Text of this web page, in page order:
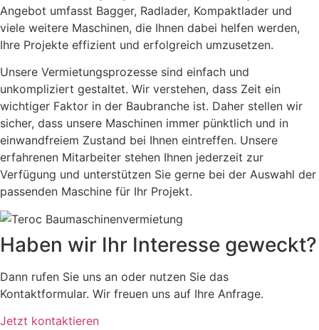
Angebot umfasst Bagger, Radlader, Kompaktlader und
viele weitere Maschinen, die Ihnen dabei helfen werden,
Ihre Projekte effizient und erfolgreich umzusetzen.
Unsere Vermietungsprozesse sind einfach und
unkompliziert gestaltet. Wir verstehen, dass Zeit ein
wichtiger Faktor in der Baubranche ist. Daher stellen wir
sicher, dass unsere Maschinen immer pünktlich und in
einwandfreiem Zustand bei Ihnen eintreffen. Unsere
erfahrenen Mitarbeiter stehen Ihnen jederzeit zur
Verfügung und unterstützen Sie gerne bei der Auswahl der
passenden Maschine für Ihr Projekt.
Haben wir Ihr Interesse geweckt?
Dann rufen Sie uns an oder nutzen Sie das
Kontaktformular. Wir freuen uns auf Ihre Anfrage.
Jetzt kontaktieren